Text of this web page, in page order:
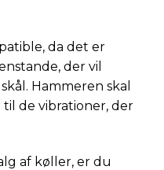
da det er
der vil
Hammeren skal
de vibrationer, der
af køller, er du